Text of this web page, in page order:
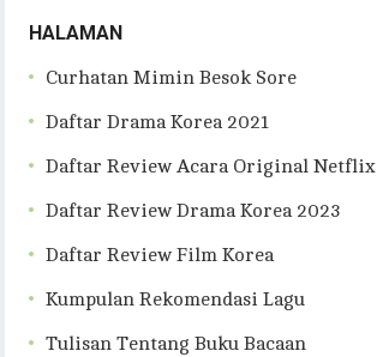
HALAMAN
Curhatan Mimin Besok Sore
Daftar Drama Korea 2021
Daftar Review Acara Original Netflix
Daftar Review Drama Korea 2023
Daftar Review Film Korea
Kumpulan Rekomendasi Lagu
Tulisan Tentang Buku Bacaan